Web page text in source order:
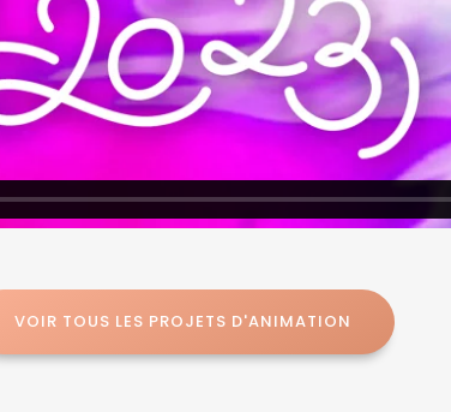
VOIR TOUS LES PROJETS D'ANIMATION